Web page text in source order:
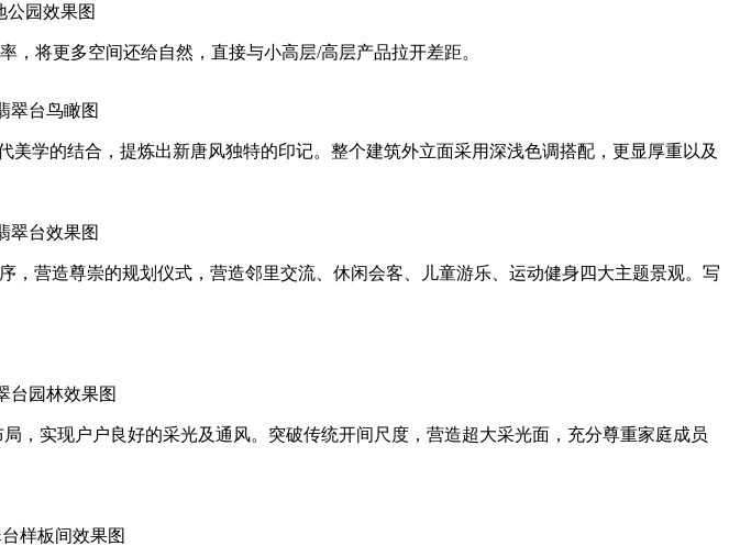
园效果图
将更多空间还给自然，直接与小高层/高层产品拉开差距。
台鸟瞰图
的结合，提炼出新唐风独特的印记。整个建筑外立面采用深浅色调搭配，更显厚重以及
台效果图
营造尊崇的规划仪式，营造邻里交流、休闲会客、儿童游乐、运动健身四大主题景观。写
园林效果图
实现户户良好的采光及通风。突破传统开间尺度，营造超大采光面，充分尊重家庭成员
样板间效果图